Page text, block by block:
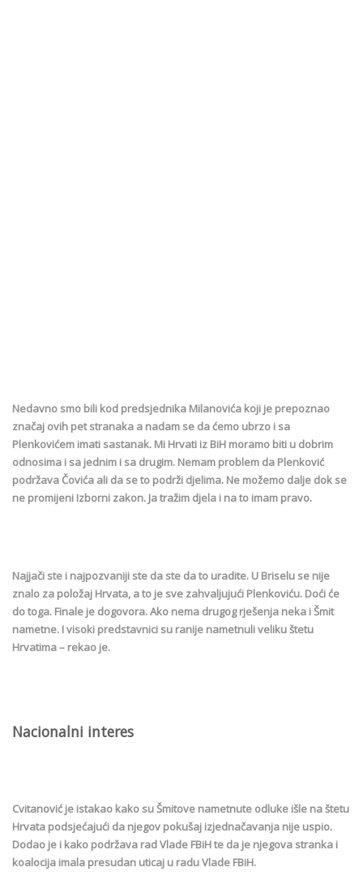
Nedavno smo bili kod predsjednika Milanovića koji je prepoznao
značaj ovih pet stranaka a nadam se da ćemo ubrzo i sa
Plenkovićem imati sastanak. Mi Hrvati iz BiH moramo biti u dobrim
odnosima i sa jednim i sa drugim. Nemam problem da Plenković
podržava Čovića ali da se to podrži djelima. Ne možemo dalje dok se
ne promijeni Izborni zakon. Ja tražim djela i na to imam pravo.
Najjači ste i najpozvaniji ste da ste da to uradite. U Briselu se nije
znalo za položaj Hrvata, a to je sve zahvaljujući Plenkoviću. Doći će
do toga. Finale je dogovora. Ako nema drugog rješenja neka i Šmit
nametne. I visoki predstavnici su ranije nametnuli veliku štetu
Hrvatima – rekao je.
Nacionalni interes
Cvitanović je istakao kako su Šmitove nametnute odluke išle na štetu
Hrvata podsjećajući da njegov pokušaj izjednačavanja nije uspio.
Dodao je i kako podržava rad Vlade FBiH te da je njegova stranka i
koalocija imala presudan uticaj u radu Vlade FBiH.